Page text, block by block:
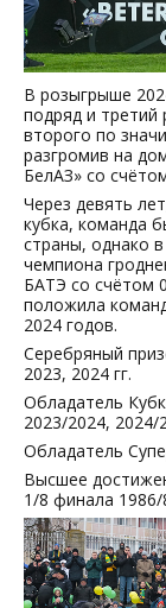
В розыгрыше
подряд и третий
второго по
разгромив на
БелАЗ» со
Через девять
кубка, команда
страны, однако
чемпиона
БАТЭ со счётом
положила
2024 годов.
Серебряный
2023, 2024 гг.
Обладатель
2023/2024, 2024/
Обладатель
Высшее
1/8 финала 1986/